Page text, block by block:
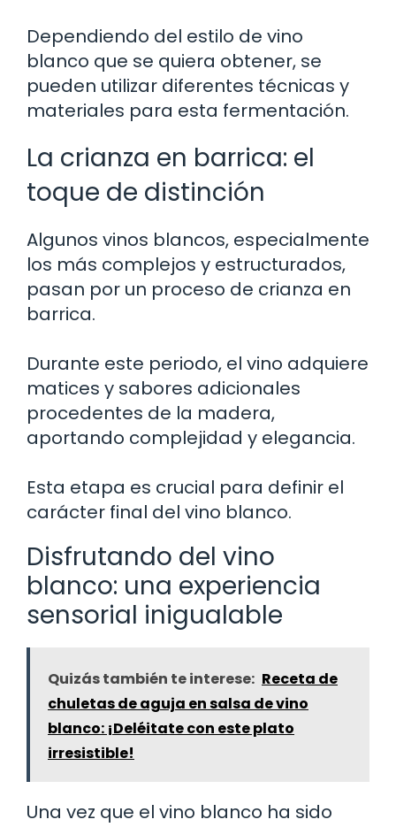
Dependiendo del estilo de vino
blanco que se quiera obtener, se
pueden utilizar diferentes técnicas y
materiales para esta fermentación.
La crianza en barrica: el
toque de distinción
Algunos vinos blancos, especialmente
los más complejos y estructurados,
pasan por un proceso de crianza en
barrica.
Durante este periodo, el vino adquiere
matices y sabores adicionales
procedentes de la madera,
aportando complejidad y elegancia.
Esta etapa es crucial para definir el
carácter final del vino blanco.
Disfrutando del vino
blanco: una experiencia
sensorial inigualable
Quizás también te interese: Receta de
chuletas de aguja en salsa de vino
blanco: ¡Deléitate con este plato
irresistible!
Una vez que el vino blanco ha sido